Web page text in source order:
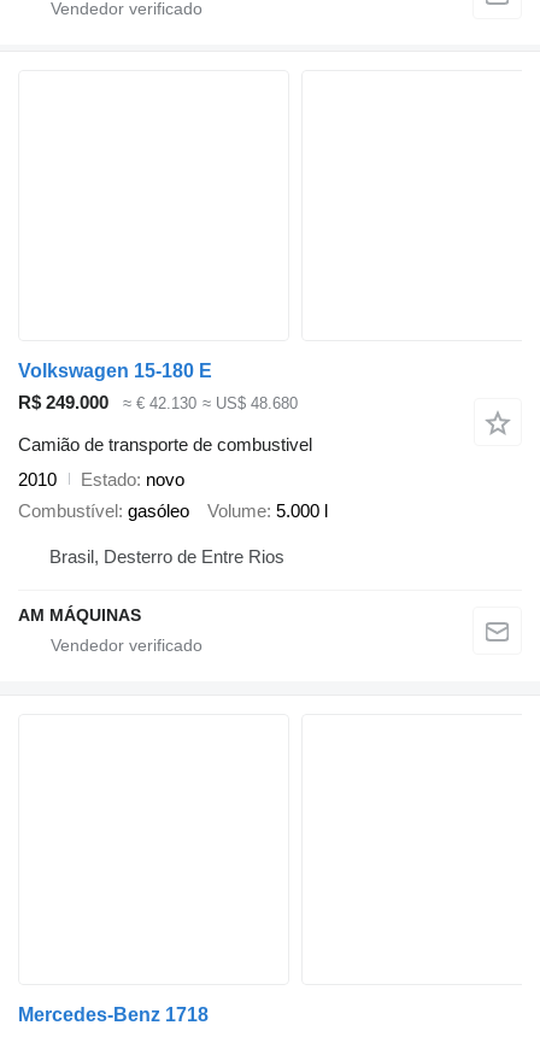
Volkswagen 15-180 E
R$ 249.000
≈ € 42.130 ≈ US$ 48.680
Camião de transporte de combustivel
2010
Estado novo
Combustível gasóleo Volume 5.000 l
Brasil, Desterro de Entre Rios
AM MÁQUINAS
Mercedes-Benz 1718